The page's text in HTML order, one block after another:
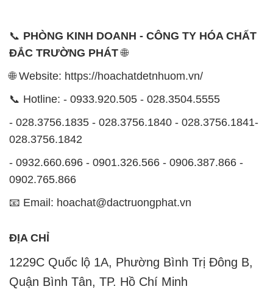
📞 PHÒNG KINH DOANH - CÔNG TY HÓA CHẤT
ĐẮC TRƯỜNG PHÁT🌐
🌐 Website: https://hoachatdetnhuom.vn/
📞 Hotline: - 0933.920.505 - 028.3504.5555
- 028.3756.1835 - 028.3756.1840 - 028.3756.1841-
028.3756.1842
- 0932.660.696 - 0901.326.566 - 0906.387.866 -
0902.765.866
📧 Email: hoachat@dactruongphat.vn
ĐỊA CHỈ
1229C Quốc lộ 1A, Phường Bình Trị Đông B,
Quận Bình Tân, TP. Hồ Chí Minh